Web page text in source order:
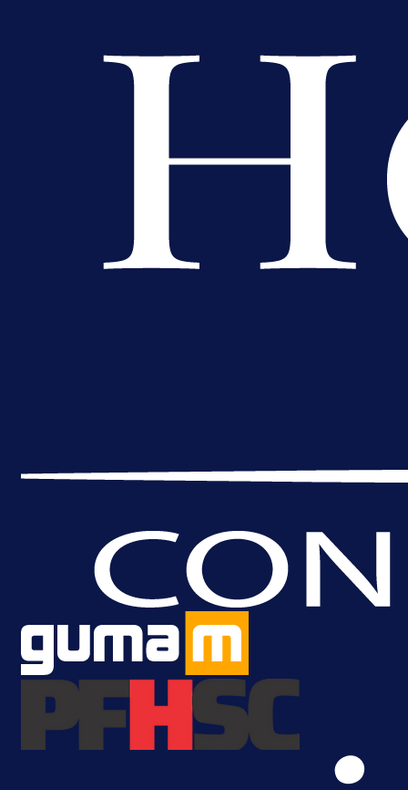
A Selekcija
Brat Kerima Alajbegovića pozvan
reprezentaciju Njemačke!
1 dan 17 h
Više vijesti